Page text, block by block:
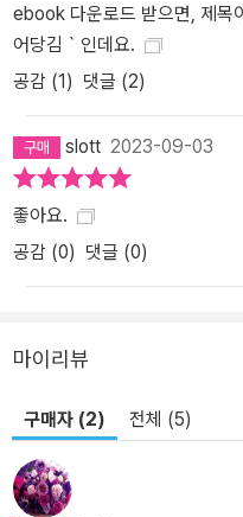
ebook 다운로드 받으면, 제목
어당김｀인데요.
공감 (1) 댓글 (2)
slott 2023-09-03
좋아요.
공감 (0) 댓글 (0)
마이리뷰
구매자 (2) 전체 (5)